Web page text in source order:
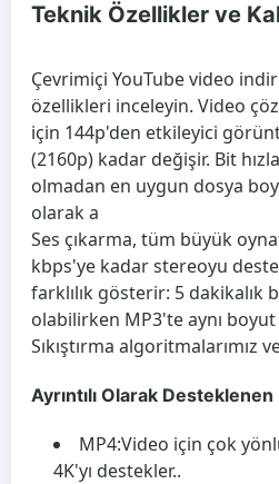
Teknik Özellikler ve
Çevrimiçi YouTube video
özellikleri inceleyin. Video
için 144p'den etkileyici
(2160p) kadar değişir. Bit
olmadan en uygun dosya
olarak a
Ses çıkarma, tüm büyük
kbps'ye kadar stereoyu
farklılık gösterir: 5 dakikalık
olabilirken MP3'te aynı boyut
Sıkıştırma algoritmalarımız
Ayrıntılı Olarak
MP4:Video için çok
4K'yı destekler..